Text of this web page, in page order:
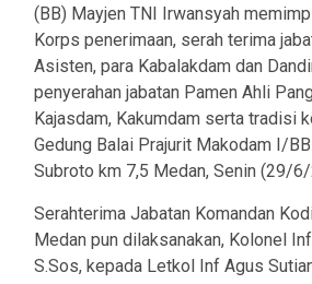
(BB) Mayjen TNI Irwansyah
Korps penerimaan, serah terima
Asisten, para Kabalakdam dan
penyerahan jabatan Pamen Ahli
Kajasdam, Kakumdam serta tradisi
Gedung Balai Prajurit Makodam I/
Subroto km 7,5 Medan, Senin (29/
Serahterima Jabatan Komandan
Medan pun dilaksanakan, Kolonel
S.Sos, kepada Letkol Inf Agus